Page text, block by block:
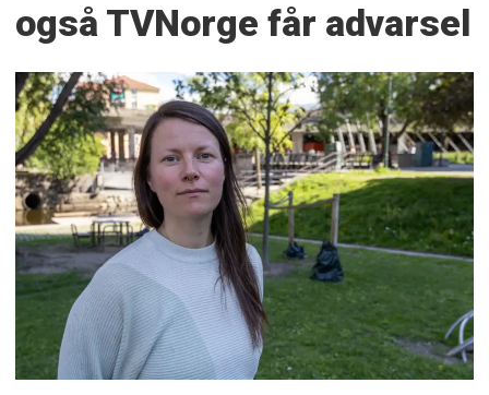
også TVNorge får advarsel